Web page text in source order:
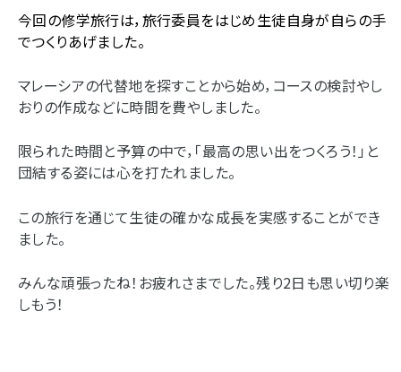
今回の修学旅行は，旅行委員をはじめ生徒自身が自らの手
でつくりあげました。
マレーシアの代替地を探すことから始め，コースの検討やし
おりの作成などに時間を費やしました。
限られた時間と予算の中で，「最高の思い出をつくろう！」と
団結する姿には心を打たれました。
この旅行を通じて生徒の確かな成長を実感することができ
ました。
みんな頑張ったね！お疲れさまでした。残り2日も思い切り楽
しもう！